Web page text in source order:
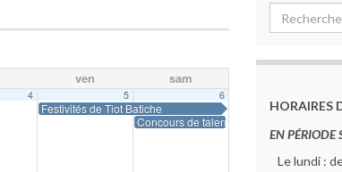
ven sam
4 5
Festivités de Tiot Batiche
6
Concours de talents
HORAIRES
EN PÉRIODE
Le lundi :